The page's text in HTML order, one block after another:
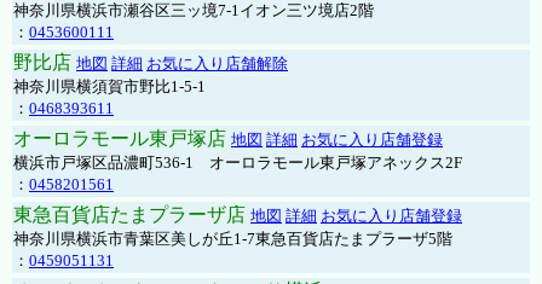
神奈川県横浜市瀬谷区三ッ境7-1イオン三ツ境店2階
： 0453600111
野比店 地図 詳細 お気に入り店舗解除
神奈川県横須賀市野比1-5-1
： 0468393611
オーロラモール東戸塚店 地図 詳細 お気に入り店舗登録
横浜市戸塚区品濃町536-1 オーロラモール東戸塚アネックス2F
： 0458201561
東急百貨店たまプラーザ店 地図 詳細 お気に入り店舗登録
神奈川県横浜市青葉区美しが丘1-7東急百貨店たまプラーザ5階
： 0459051131